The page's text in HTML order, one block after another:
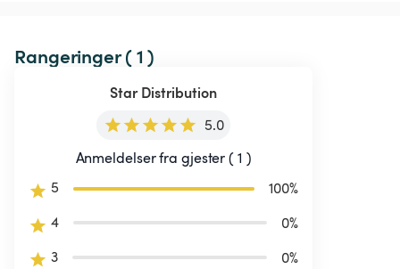
Rangeringer ( 1 )
Star Distribution
5.0
Anmeldelser fra gjester ( 1 )
5
100%
4
0%
3
0%